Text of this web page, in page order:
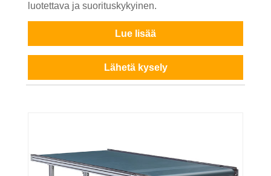
luotettava ja suorituskykyinen.
Lue lisää
Lähetä kysely